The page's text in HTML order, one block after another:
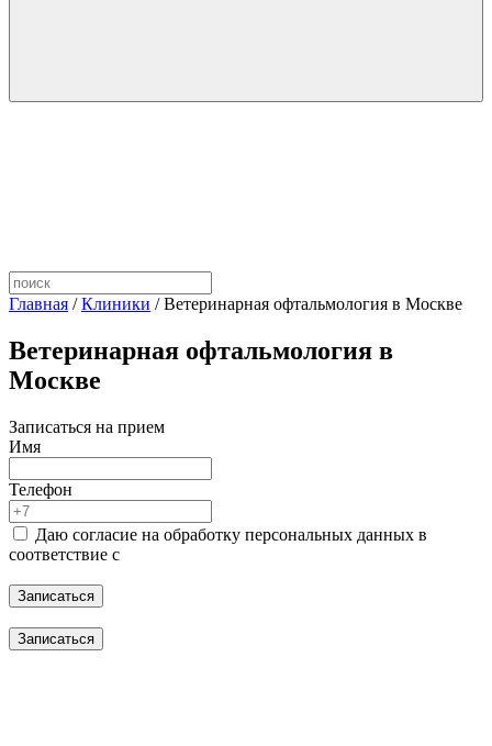
Главная / Клиники / Ветеринарная офтальмология в Москве
Ветеринарная офтальмология в
Москве
Записаться на прием
Имя
Телефон
Даю согласие на обработку персональных данных в
соответствие с
Записаться
Записаться